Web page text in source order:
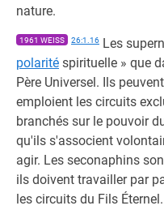
nature.
1961 WEISS 26:1.16 Les
polarité spirituelle » que
Père Universel. Ils
emploient les circuits
branchés sur le pouvoir
qu'ils s'associent
agir. Les seconaphins
ils doivent travailler par
les circuits du Fils